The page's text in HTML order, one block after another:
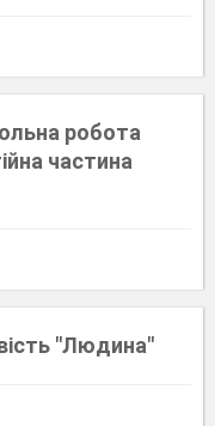
робота
частина
"Людина"